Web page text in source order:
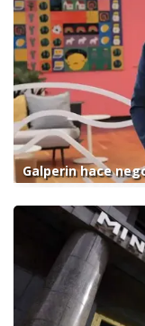
Galperin hace